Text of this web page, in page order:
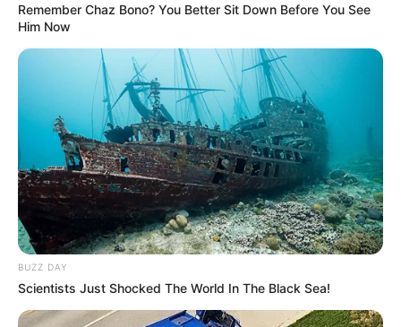
Remember Chaz Bono? You Better Sit Down Before You See
Him Now
BUZZ DAY
Scientists Just Shocked The World In The Black Sea!